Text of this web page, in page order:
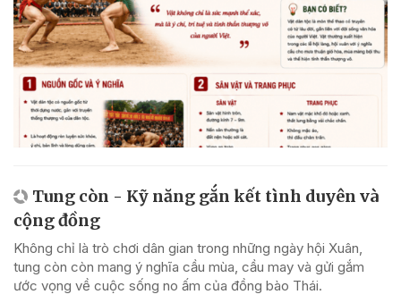
Tung còn - Kỹ năng gắn kết tình duyên và
cộng đồng
Không chỉ là trò chơi dân gian trong những ngày hội Xuân,
tung còn còn mang ý nghĩa cầu mùa, cầu may và gửi gắm
ước vọng về cuộc sống no ấm của đồng bào Thái.